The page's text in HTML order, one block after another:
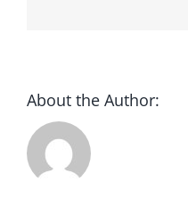
About the Author: